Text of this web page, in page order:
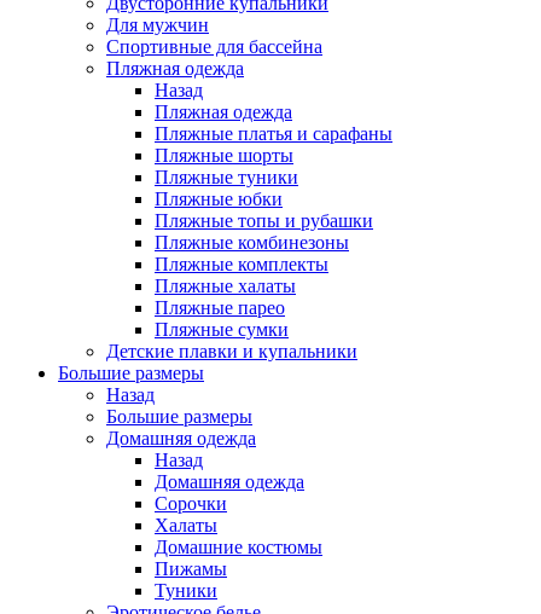
Для мужчин
Спортивные для бассейна
Пляжная одежда
Назад
Пляжная одежда
Пляжные платья и сарафаны
Пляжные шорты
Пляжные туники
Пляжные юбки
Пляжные топы и рубашки
Пляжные комбинезоны
Пляжные комплекты
Пляжные халаты
Пляжные парео
Пляжные сумки
Детские плавки и купальники
Большие размеры
Назад
Большие размеры
Домашняя одежда
Назад
Домашняя одежда
Сорочки
Халаты
Домашние костюмы
Пижамы
Туники